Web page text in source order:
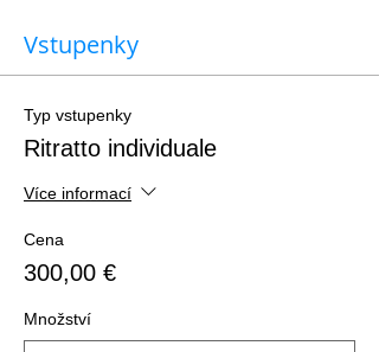
Vstupenky
Typ vstupenky
Ritratto individuale
Více informací
Cena
300,00 €
Množství